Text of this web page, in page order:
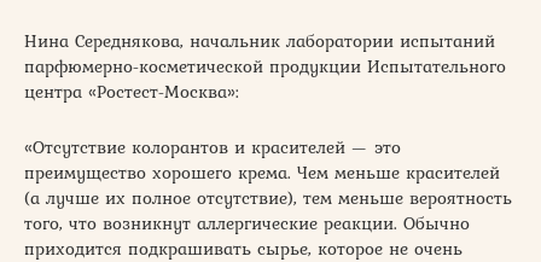
Нина Середнякова, начальник лаборатории испытаний
парфюмерно-косметической продукции Испытательного
центра «Ростест-Москва»:
«Отсутствие колорантов и красителей — это
преимущество хорошего крема. Чем меньше красителей
(а лучше их полное отсутствие), тем меньше вероятность
того, что возникнут аллергические реакции. Обычно
приходится подкрашивать сырье, которое не очень